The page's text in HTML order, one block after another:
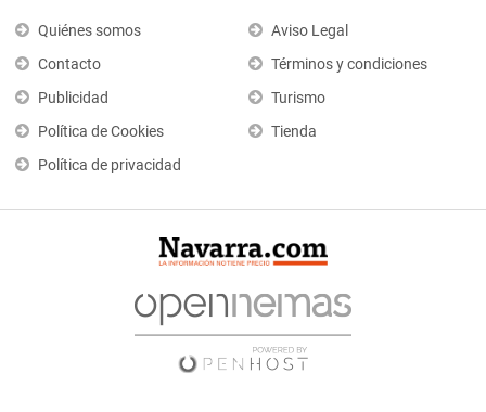
Quiénes somos
Contacto
Publicidad
Política de Cookies
Política de privacidad
Aviso Legal
Términos y condiciones
Turismo
Tienda